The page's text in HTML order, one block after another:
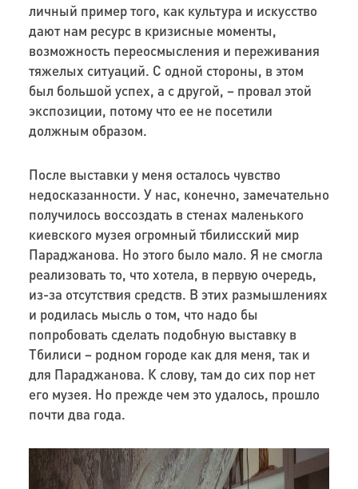
личный пример того, как культура и искусство
дают нам ресурс в кризисные моменты,
возможность переосмысления и переживания
тяжелых ситуаций. С одной стороны, в этом
был большой успех, а с другой, – провал этой
экспозиции, потому что ее не посетили
должным образом.
После выставки у меня осталось чувство
недосказанности. У нас, конечно, замечательно
получилось воссоздать в стенах маленького
киевского музея огромный тбилисский мир
Параджанова. Но этого было мало. Я не смогла
реализовать то, что хотела, в первую очередь,
из-за отсутствия средств. В этих размышлениях
и родилась мысль о том, что надо бы
попробовать сделать подобную выставку в
Тбилиси – родном городе как для меня, так и
для Параджанова. К слову, там до сих пор нет
его музея. Но прежде чем это удалось, прошло
почти два года.